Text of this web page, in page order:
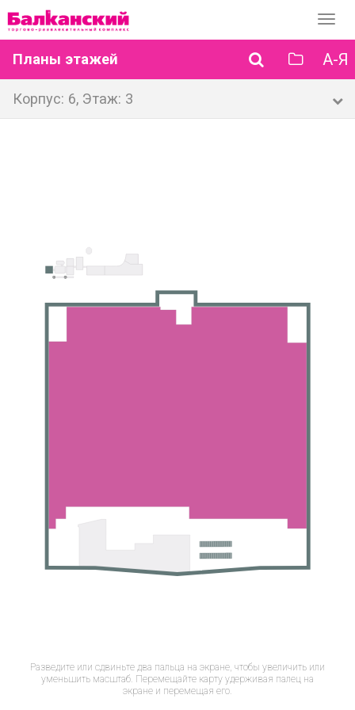
Планы этажей А-Я
Корпус: 6, Этаж: 3
Разведите или сдвиньте два пальца на экране, чтобы увеличить или
уменьшить масштаб. Перемещайте карту удерживая палец на
экране и перемещая его.